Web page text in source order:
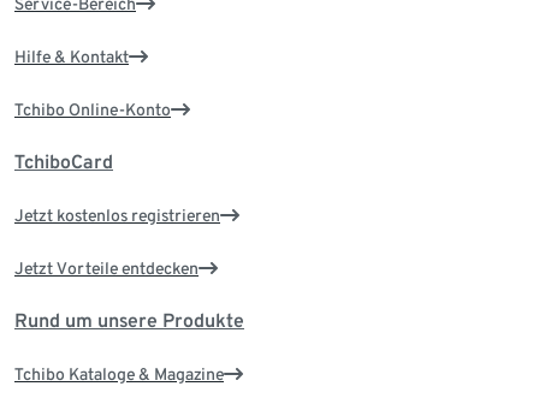
Service-Bereich
Hilfe & Kontakt
Tchibo Online-Konto
TchiboCard
Jetzt kostenlos registrieren
Jetzt Vorteile entdecken
Rund um unsere Produkte
Tchibo Kataloge & Magazine